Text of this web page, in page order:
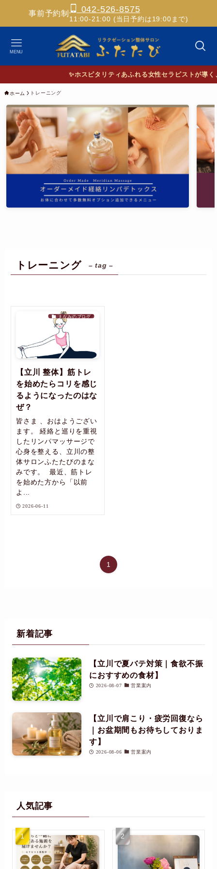
事前予約制 042-526-8575
11:00-21:00 (当日予約は19:00まで)
MENU
✨ホスピタリティあふれる女性セラピストが導く
ホーム トレーニング
トレーニング – tag –
まなみのブログ
【立川 整体】筋トレ
を始めたらコリを感じ
るようになったのはな
ぜ？
皆さま 、おはようござい
ます。 経絡と巡りを重視
したリンパマッサージで
心身を整える、立川の整
体サロンふたたびのまな
みです。 最近、筋トレ
を始めた方から「以前
よ...
2026-06-11
1
新着記事
【立川で夏バテ対策｜食欲不振
におすすめの食材】
2026-08-07 営業案内
【立川で肩こり・疲労回復なら
｜お盆期間もお待ちしておりま
す】
2026-08-06 営業案内
人気記事